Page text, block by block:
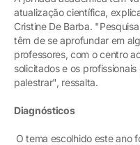
atualização científica,
Cristine De Barba.
têm de se aprofundar em
professores, com o centro
solicitados e os
palestrar", ressalta.
Diagnósticos
O tema escolhido este ano